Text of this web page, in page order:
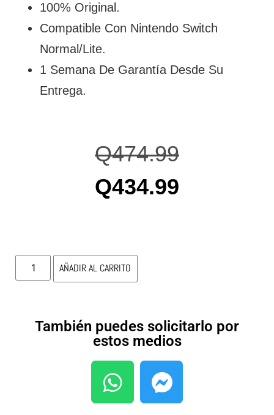
100% Original.
Compatible Con Nintendo Switch
Normal/Lite.
1 Semana De Garantía Desde Su
Entrega.
Q474.99
Q434.99
AÑADIR AL CARRITO
También puedes solicitarlo por
estos medios